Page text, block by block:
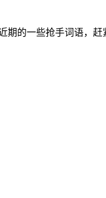
的一些抢手词语，